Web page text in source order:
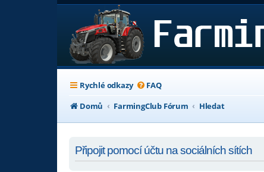
Rychlé odkazy FAQ
Domů
FarmingClub Fórum Hledat
Připojit pomocí účtu na sociálních sítích